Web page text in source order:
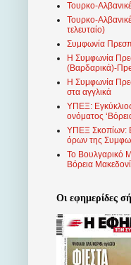
Τουρκο-
Τουρκο-
τελευταίο)
Συμφωνία
Η Συμφωνία
(Βαρδαρικά)-
Η Συμφωνία
στα αγγλικά
ΥΠΕΞ:
ονόματος
ΥΠΕΞ Σκοπίων:
όρων της
Το Βουλγαρικό
Βόρεια
Οι εφημερίδες